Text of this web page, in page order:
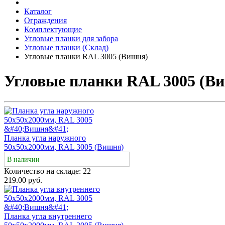
Каталог
Ограждения
Комплектующие
Угловые планки для забора
Угловые планки (Склад)
Угловые планки RAL 3005 (Вишня)
Угловые планки RAL 3005
Планка угла наружного
50х50х2000мм, RAL 3005 (Вишня)
В наличии
Количество на складе: 22
219.00 руб.
Планка угла внутреннего